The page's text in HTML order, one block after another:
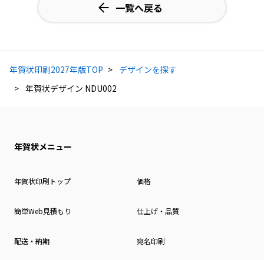
一覧へ戻る
年賀状印刷2027年版TOP
デザインを探す
年賀状デザイン NDU002
年賀状メニュー
年賀状印刷トップ 価格
簡単Web見積もり 仕上げ・品質
配送・納期 宛名印刷